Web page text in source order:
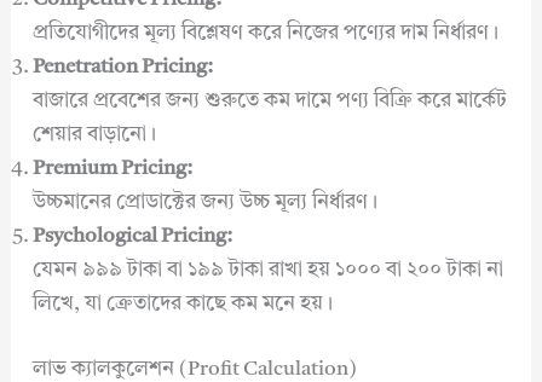
প্রতিযোগীদের মূল্য বিশ্লেষণ করে নিজের পণ্যের দাম নির্ধারণ।
Penetration Pricing:
বাজারে প্রবেশের জন্য শুরুতে কম দামে পণ্য বিক্রি করে মার্কেট
শেয়ার বাড়ানো।
Premium Pricing:
উচ্চমানের প্রোডাক্টের জন্য উচ্চ মূল্য নির্ধারণ।
Psychological Pricing:
যেমন ৯৯৯ টাকা বা ১৯৯ টাকা রাখা হয় ১০০০ বা ২০০ টাকা না
লিখে, যা ক্রেতাদের কাছে কম মনে হয়।
লাভ ক্যালকুলেশন (Profit Calculation)